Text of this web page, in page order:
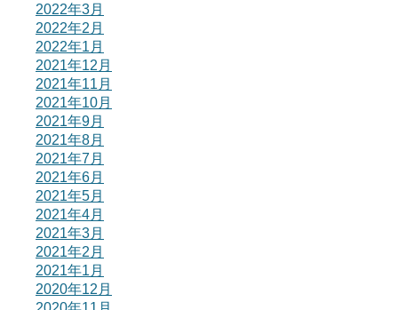
2022年3月
2022年2月
2022年1月
2021年12月
2021年11月
2021年10月
2021年9月
2021年8月
2021年7月
2021年6月
2021年5月
2021年4月
2021年3月
2021年2月
2021年1月
2020年12月